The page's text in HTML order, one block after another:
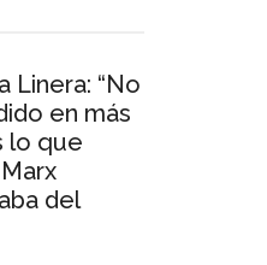
Linera: “No
en más
lo que
del